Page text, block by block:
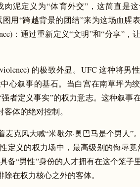
泥定义为“体育外交”，这简直是
图用“跨越背景的团结”来为这场血腥
：通过重新定义“文明”和“分享”，
的极致外显。UFC 这种将男
心叙事的基石。当白宫在南草坪为
者定义事实”的权力意志。这种叙事
体的绝对控制。
克风大喊“米歇尔·奥巴马是个男人”
定义的权力场中，最高级别的侮辱竟
“男性”身份的人才拥有在这个笼子
在权力核心之外的客体。